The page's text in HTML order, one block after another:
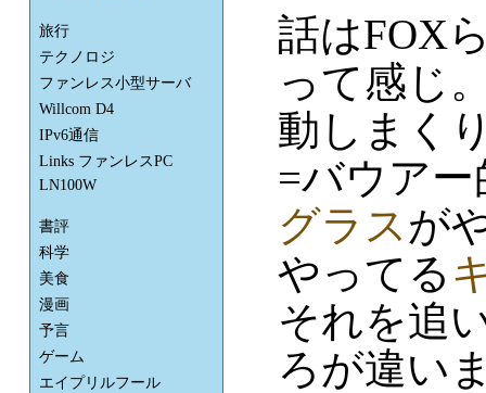
話はFOX
って感じ
動しまく
=バウア
グラスが
やってる
それを追
ろが違い
旅行
テクノロジ
ファンレス小型サーバ
Willcom D4
IPv6通信
Links ファンレスPC
LN100W
書評
科学
美食
漫画
予言
ゲーム
エイプリルフール